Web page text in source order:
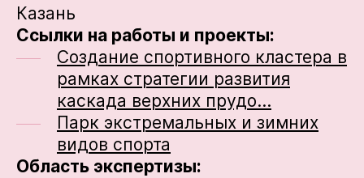
Казань
Ссылки на работы и проекты:
Создание спортивного кластера в
рамках стратегии развития
каскада верхних прудо…
Парк экстремальных и зимних
видов спорта
Область экспертизы: